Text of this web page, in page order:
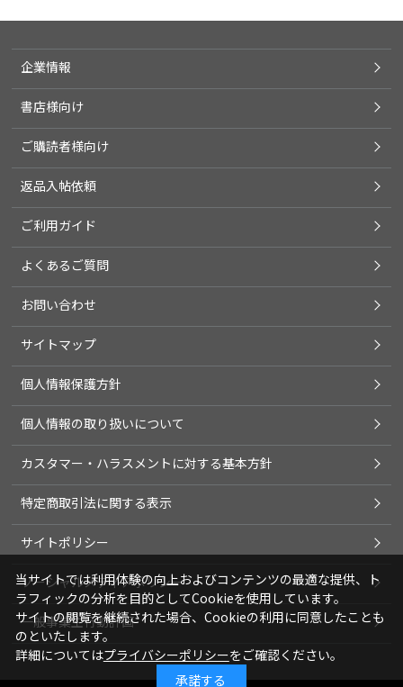
企業情報
書店様向け
ご購読者様向け
返品入帖依頼
ご利用ガイド
よくあるご質問
お問い合わせ
サイトマップ
個人情報保護方針
個人情報の取り扱いについて
カスタマー・ハラスメントに対する基本方針
特定商取引法に関する表示
サイトポリシー
ソーシャルメディアポリシー
一般事業主行動計画
当サイトでは利用体験の向上およびコンテンツの最適な提供、ト
ラフィックの分析を目的としてCookieを使用しています。
サイトの閲覧を継続された場合、Cookieの利用に同意したことも
のといたします。
詳細についてはプライバシーポリシーをご確認ください。
承諾する